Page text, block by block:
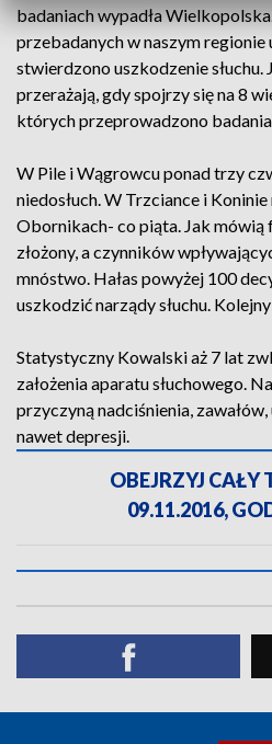
badaniach wypadła
przebadanych w naszym regionie
stwierdzono uszkodzenie
przerażają, gdy spojrzy się na 8
których przeprowadzono
W Pile i Wągrowcu ponad trzy
niedosłuch. W Trzciance i
Obornikach- co piąta. Jak
złożony, a czynników
mnóstwo. Hałas powyżej 100
uszkodzić narządy słuchu.
Statystyczny Kowalski aż 7 lat
założenia aparatu słuchowego.
przyczyną nadciśnienia,
nawet depresji.
OBEJRZYJ CAŁY
09.11.2016,